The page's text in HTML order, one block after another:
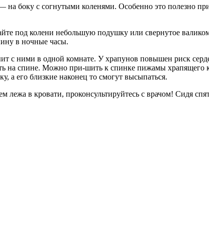
боку с согнутыми коленями. Особенно это полезно
под колени небольшую подушку или свернутое
в ночные часы.
в одной комнате. У храпунов повышен риск
на спине. Можно при-шить к спинке пижамы
а его близкие наконец то смогут высыпаться.
лежа в кровати, проконсультируйтесь с врачом! Сидя